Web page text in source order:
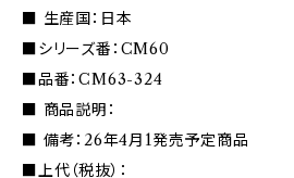
■ 生産国：日本
■シリーズ番：CM60
■品番：CM63-324
■ 商品説明：
■ 備考：26年4月1発売予定商品
■上代（税抜）：